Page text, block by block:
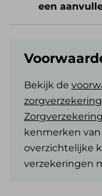
een
Bekijk de
kenmerken
overzichtelijke
verzekeringen